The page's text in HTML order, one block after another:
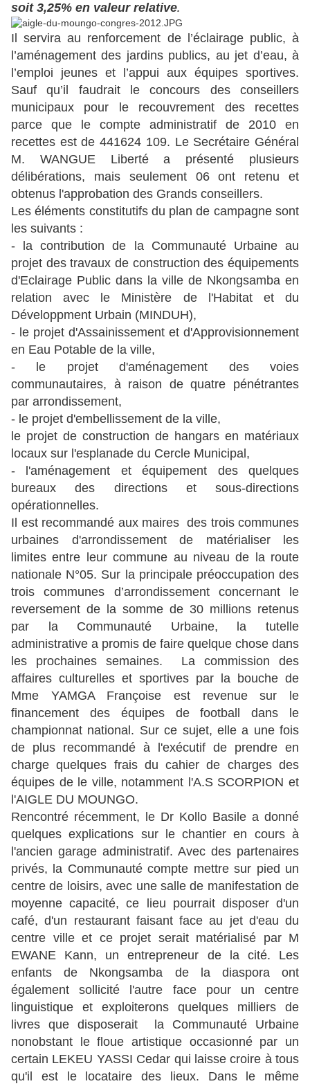
soit 3,25% en valeur relative.
Il servira au renforcement de l’éclairage public, à
l’aménagement des jardins publics, au jet d’eau, à
l’emploi jeunes et l’appui aux équipes sportives.
Sauf qu’il faudrait le concours des conseillers
municipaux pour le recouvrement des recettes
parce que le compte administratif de 2010 en
recettes est de 441624 109. Le Secrétaire Général
M. WANGUE Liberté a présenté plusieurs
délibérations, mais seulement 06 ont retenu et
obtenus l'approbation des Grands conseillers.
Les éléments constitutifs du plan de campagne sont
les suivants :
- la contribution de la Communauté Urbaine au
projet des travaux de construction des équipements
d'Eclairage Public dans la ville de Nkongsamba en
relation avec le Ministère de l'Habitat et du
Développment Urbain (MINDUH),
- le projet d'Assainissement et d'Approvisionnement
en Eau Potable de la ville,
- le projet d'aménagement des voies
communautaires, à raison de quatre pénétrantes
par arrondissement,
- le projet d'embellissement de la ville,
le projet de construction de hangars en matériaux
locaux sur l'esplanade du Cercle Municipal,
- l'aménagement et équipement des quelques
bureaux des directions et sous-directions
opérationnelles.
Il est recommandé aux maires des trois communes
urbaines d'arrondissement de matérialiser les
limites entre leur commune au niveau de la route
nationale N°05. Sur la principale préoccupation des
trois communes d’arrondissement concernant le
reversement de la somme de 30 millions retenus
par la Communauté Urbaine, la tutelle
administrative a promis de faire quelque chose dans
les prochaines semaines. La commission des
affaires culturelles et sportives par la bouche de
Mme YAMGA Françoise est revenue sur le
financement des équipes de football dans le
championnat national. Sur ce sujet, elle a une fois
de plus recommandé à l'exécutif de prendre en
charge quelques frais du cahier de charges des
équipes de le ville, notamment l'A.S SCORPION et
l'AIGLE DU MOUNGO.
Rencontré récemment, le Dr Kollo Basile a donné
quelques explications sur le chantier en cours à
l'ancien garage administratif. Avec des partenaires
privés, la Communauté compte mettre sur pied un
centre de loisirs, avec une salle de manifestation de
moyenne capacité, ce lieu pourrait disposer d'un
café, d'un restaurant faisant face au jet d'eau du
centre ville et ce projet serait matérialisé par M
EWANE Kann, un entrepreneur de la cité. Les
enfants de Nkongsamba de la diaspora ont
également sollicité l'autre face pour un centre
linguistique et exploiterons quelques milliers de
livres que disposerait la Communauté Urbaine
nonobstant le floue artistique occasionné par un
certain LEKEU YASSI Cedar qui laisse croire à tous
qu'il est le locataire des lieux. Dans le même